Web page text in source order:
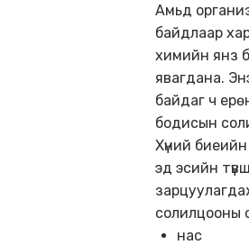
Амьд
байдлаар
химийн янз
явагдана.
байдаг ч
бодисын
Хүний
эд эсийн
солилцооны
нас